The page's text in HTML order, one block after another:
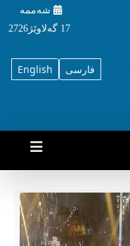
شه‌ممه‌
17 گه‌لاوێژ2726
English فارسی